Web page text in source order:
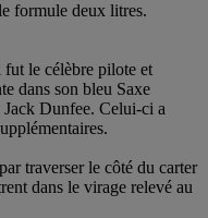
formule deux litres.
fut le célèbre pilote et
dans son bleu Saxe
Jack Dunfee. Celui-ci a
traverser le côté du carter
dans le virage relevé au